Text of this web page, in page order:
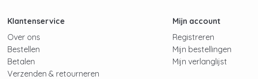
Klantenservice
Over ons
Bestellen
Betalen
Verzenden & retourneren
Mijn account
Registreren
Mijn bestellingen
Mijn verlanglijst